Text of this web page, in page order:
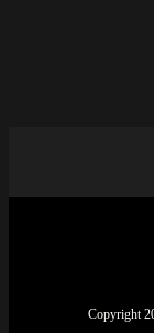
Copyright